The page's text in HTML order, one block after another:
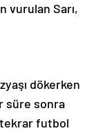
vurulan Sarı,
dökerken
süre sonra
futbol